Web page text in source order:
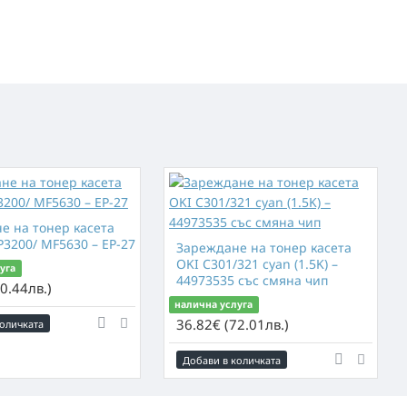
на тонер касета
MF5630 – EP-27
Зареждане нa тонер касета
OKI C301/321 cyan (1.5K) –
44973535 със смяна чип
налична услуга
36.82€ (72.01лв.)
Добави в количката